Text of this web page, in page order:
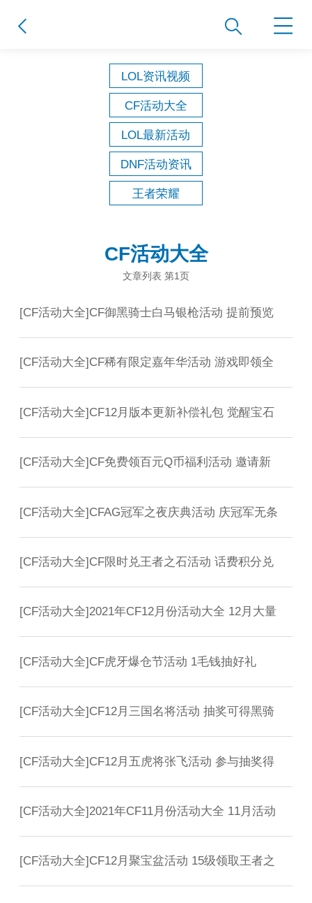
LOL资讯视频
CF活动大全
LOL最新活动
DNF活动资讯
王者荣耀
CF活动大全
文章列表 第1页
[CF活动大全]CF御黑骑士白马银枪活动 提前预览
[CF活动大全] CF稀有限定嘉年华活动 游戏即领全
[CF活动大全]CF12月版本更新补偿礼包 觉醒宝石
[CF活动大全] CF免费领百元Q币福利活动 邀请新
[CF活动大全]CFAG冠军之夜庆典活动 庆冠军无条
[CF活动大全]CF限时兑王者之石活动 话费积分兑
[CF活动大全] 2021年CF12月份活动大全 12月大量
[CF活动大全]CF虎牙爆仓节活动 1毛钱抽好礼
[CF活动大全]CF12月三国名将活动 抽奖可得黑骑
[CF活动大全]CF12月五虎将张飞活动 参与抽奖得
[CF活动大全]2021年CF11月份活动大全 11月活动
[CF活动大全] CF12月聚宝盆活动 15级领取王者之